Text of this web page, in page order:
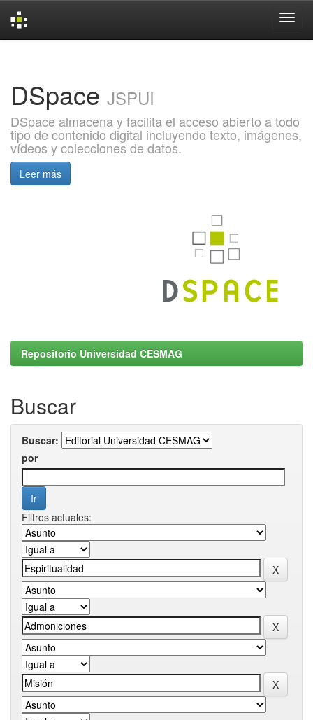
DSpace JSPUI
DSpace almacena y facilita el acceso abierto a todo
tipo de contenido digital incluyendo texto, imágenes,
vídeos y colecciones de datos.
Leer más
Repositorio Universidad CESMAG
Buscar
Buscar:
por
Filtros actuales: